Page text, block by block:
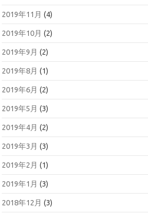
2019年11月 (4)
2019年10月 (2)
2019年9月 (2)
2019年8月 (1)
2019年6月 (2)
2019年5月 (3)
2019年4月 (2)
2019年3月 (3)
2019年2月 (1)
2019年1月 (3)
2018年12月 (3)